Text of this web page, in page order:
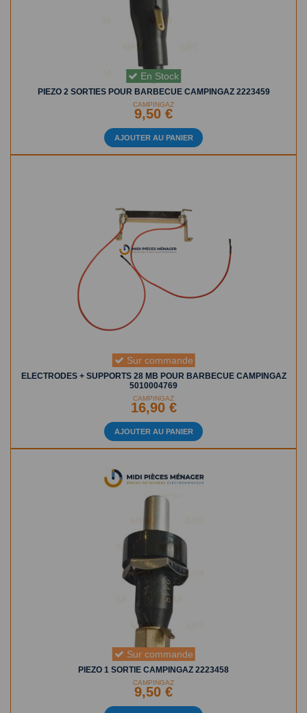
En Stock
PIEZO 2 SORTIES POUR BARBECUE CAMPINGAZ 2223459
CAMPINGAZ
9,50 €
AJOUTER AU PANIER
Sur commande
ELECTRODES + SUPPORTS 28 MB POUR BARBECUE CAMPINGAZ
5010004769
CAMPINGAZ
16,90 €
AJOUTER AU PANIER
Sur commande
PIEZO 1 SORTIE CAMPINGAZ 2223458
CAMPINGAZ
9,50 €